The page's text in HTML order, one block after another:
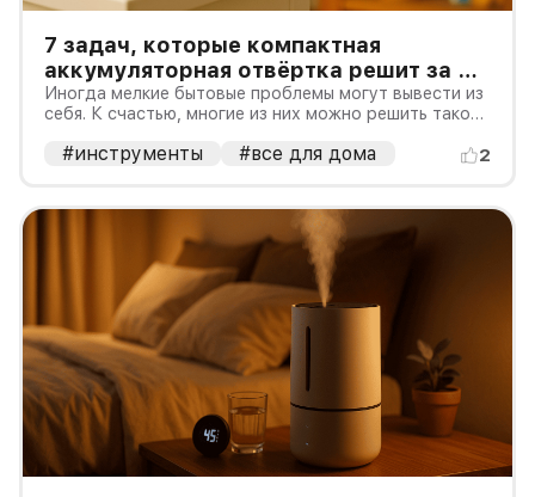
7 задач, которые компактная
аккумуляторная отвёртка решит за 5
минут
Иногда мелкие бытовые проблемы могут вывести из
себя. К счастью, многие из них можно решить такой
#инструменты #все для дома 2